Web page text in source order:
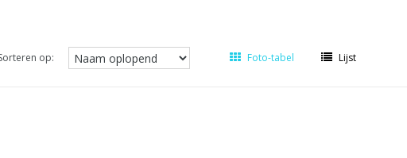
op: Foto-tabel Lijst